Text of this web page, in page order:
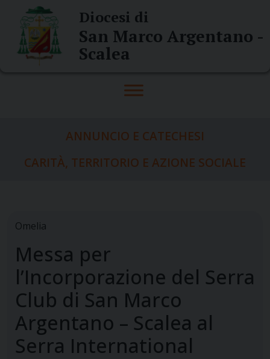
content
Diocesi di
San Marco Argentano -
Scalea
ANNUNCIO E CATECHESI
CARITÀ, TERRITORIO E AZIONE SOCIALE
Omelia
Messa per
l’Incorporazione del Serra
Club di San Marco
Argentano – Scalea al
Serra International